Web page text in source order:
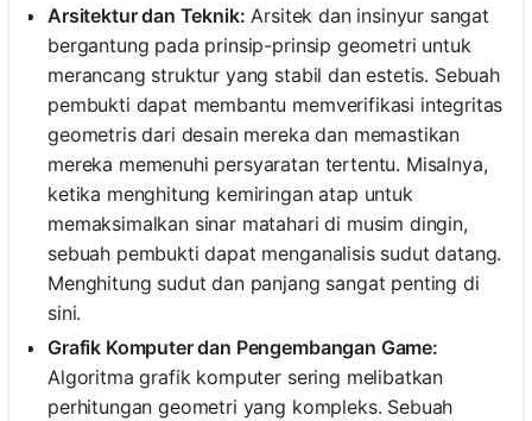
Arsitektur dan Teknik: Arsitek dan insinyur sangat
bergantung pada prinsip-prinsip geometri untuk
merancang struktur yang stabil dan estetis. Sebuah
pembukti dapat membantu memverifikasi integritas
geometris dari desain mereka dan memastikan
mereka memenuhi persyaratan tertentu. Misalnya,
ketika menghitung kemiringan atap untuk
memaksimalkan sinar matahari di musim dingin,
sebuah pembukti dapat menganalisis sudut datang.
Menghitung sudut dan panjang sangat penting di
sini.
Grafik Komputer dan Pengembangan Game:
Algoritma grafik komputer sering melibatkan
perhitungan geometri yang kompleks. Sebuah